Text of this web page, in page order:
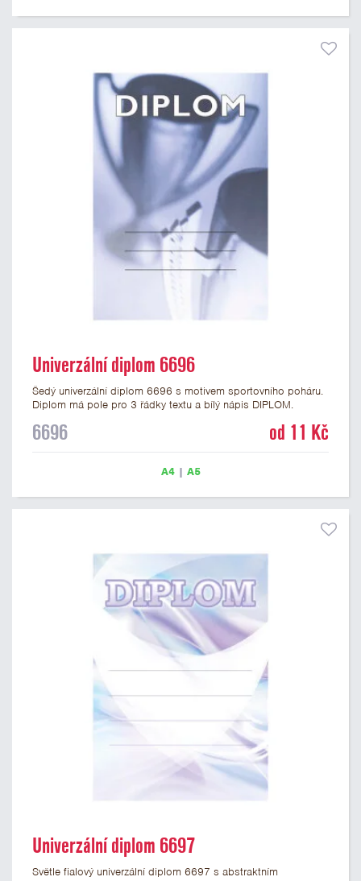
Univerzální diplom 6696
Šedý univerzální diplom 6696 s motivem sportovního poháru.
Diplom má pole pro 3 řádky textu a bílý nápis DIPLOM.
univerzální diplom je vhodný pro většinu soutěží, ke kterým by
6696 od 11 Kč
A4| A5
Univerzální diplom 6697
Světle fialový univerzální diplom 6697 s abstraktním